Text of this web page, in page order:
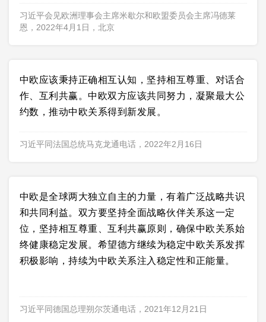
习近平会见欧洲理事会主席米歇尔和欧盟委员会主席冯德莱
恩，2022年4月1日，北京
中欧应该秉持正确相互认知，坚持相互尊重、对话合
作、互利共赢。中欧双方应该共同努力，凝聚最大公
约数，推动中欧关系得到新发展。
习近平同法国总统马克龙通电话，2022年2月16日
中欧是全球两大独立自主的力量，有着广泛战略共识
和共同利益。双方要坚持全面战略伙伴关系这一定
位，坚持相互尊重、互利共赢原则，确保中欧关系始
终健康稳定发展。希望德方继续为稳定中欧关系发挥
积极影响，持续为中欧关系注入稳定性和正能量。
习近平同德国总理朔尔茨通电话，2021年12月21日